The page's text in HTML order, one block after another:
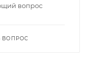
вопрос
ВОПРОС